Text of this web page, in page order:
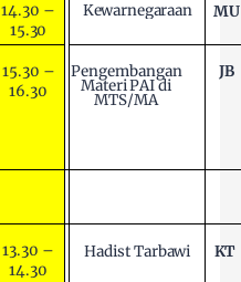
14.30 –
15.30
Kewarnegaraan MU
15.30 –
16.30
Pengembangan
MateriPAI di
MTS/MA
JB
13.30 –
14.30
HadistTarbawi KT